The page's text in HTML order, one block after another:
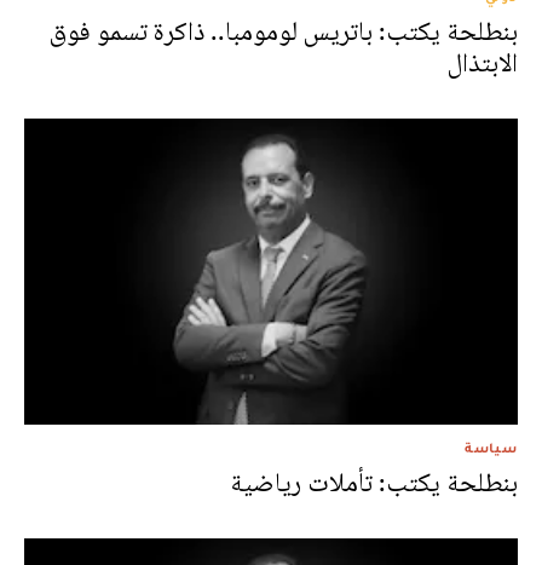
بنطلحة يكتب: باتريس لومومبا.. ذاكرة تسمو فوق
الابتذال
سياسة
بنطلحة يكتب: تأملات رياضية